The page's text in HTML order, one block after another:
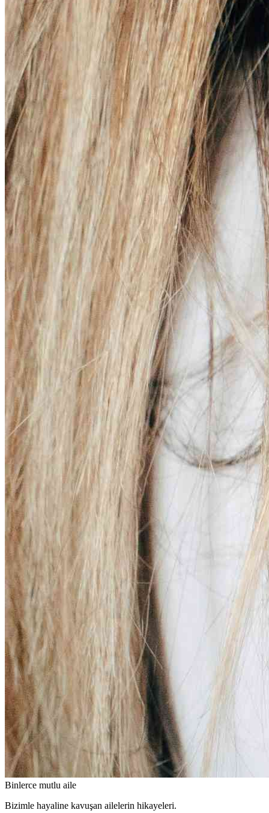
Binlerce mutlu aile
Bizimle hayaline kavuşan ailelerin hikayeleri.